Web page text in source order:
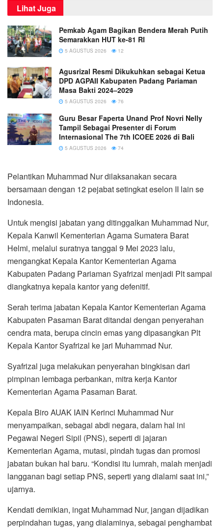
Lihat Juga
Pemkab Agam Bagikan Bendera Merah Putih
Semarakkan HUT ke-81 RI
5 AGUSTUS 2026 12
Agusrizal Resmi Dikukuhkan sebagai Ketua
DPD AGPAII Kabupaten Padang Pariaman
Masa Bakti 2024–2029
5 AGUSTUS 2026 76
Guru Besar Faperta Unand Prof Novri Nelly
Tampil Sebagai Presenter di Forum
Internasional The 7th ICOEE 2026 di Bali
5 AGUSTUS 2026 74
Pelantikan Muhammad Nur dilaksanakan secara
bersamaan dengan 12 pejabat setingkat eselon II lain se
Indonesia.
Untuk mengisi jabatan yang ditinggalkan Muhammad Nur,
Kepala Kanwil Kementerian Agama Sumatera Barat
Helmi, melalui suratnya tanggal 9 Mei 2023 lalu,
mengangkat Kepala Kantor Kementerian Agama
Kabupaten Padang Pariaman Syafrizal menjadi Plt sampai
diangkatnya kepala kantor yang defenitif.
Serah terima jabatan Kepala Kantor Kementerian Agama
Kabupaten Pasaman Barat ditandai dengan penyerahan
cendra mata, berupa cincin emas yang dipasangkan Plt
Kepala Kantor Syafrizal ke jari Muhammad Nur.
Syafrizal juga melakukan penyerahan bingkisan dari
pimpinan lembaga perbankan, mitra kerja Kantor
Kementerian Agama Pasaman Barat.
Kepala Biro AUAK IAIN Kerinci Muhammad Nur
menyampaikan, sebagai abdi negara, dalam hal ini
Pegawai Negeri Sipil (PNS), seperti di jajaran
Kementerian Agama, mutasi, pindah tugas dan promosi
jabatan bukan hal baru. “Kondisi itu lumrah, malah menjadi
langganan bagi setiap PNS, seperti yang dialami saat ini,”
ujarnya.
Kendati demikian, ingat Muhammad Nur, jangan dijadikan
perpindahan tugas, yang dialaminya, sebagai penghambat